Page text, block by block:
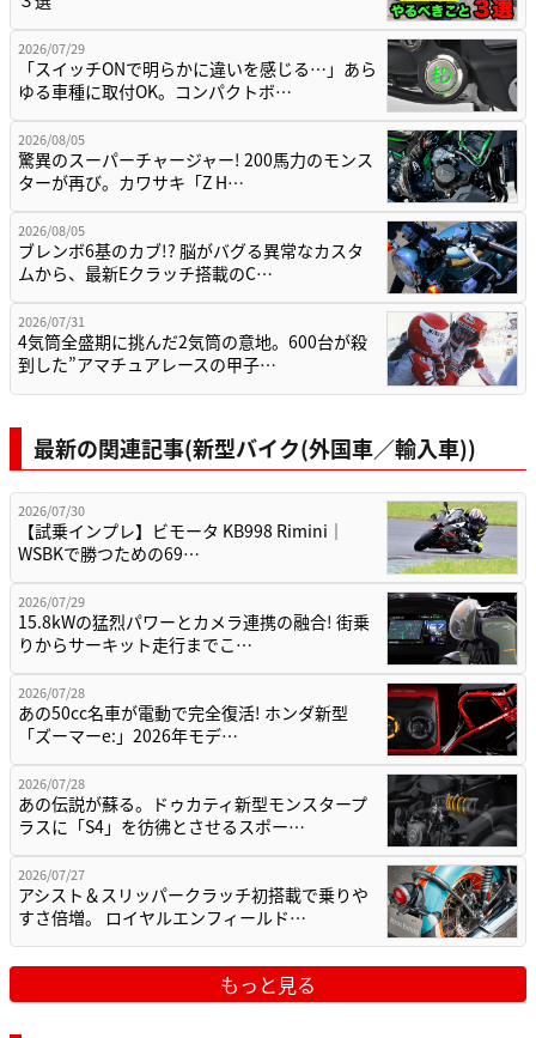
2026/07/29
「スイッチONで明らかに違いを感じる…」あら
ゆる車種に取付OK。コンパクトボ…
2026/08/05
驚異のスーパーチャージャー! 200馬力のモンス
ターが再び。カワサキ「Z H…
2026/08/05
ブレンボ6基のカブ!? 脳がバグる異常なカスタ
ムから、最新Eクラッチ搭載のC…
2026/07/31
4気筒全盛期に挑んだ2気筒の意地。600台が殺
到した”アマチュアレースの甲子…
最新の関連記事(新型バイク(外国車／輸入車))
2026/07/30
【試乗インプレ】ビモータ KB998 Rimini｜
WSBKで勝つための69…
2026/07/29
15.8kWの猛烈パワーとカメラ連携の融合! 街乗
りからサーキット走行までこ…
2026/07/28
あの50cc名車が電動で完全復活! ホンダ新型
「ズーマーe:」2026年モデ…
2026/07/28
あの伝説が蘇る。ドゥカティ新型モンスタープ
ラスに「S4」を彷彿とさせるスポー…
2026/07/27
アシスト＆スリッパークラッチ初搭載で乗りや
すさ倍増。 ロイヤルエンフィールド…
もっと見る